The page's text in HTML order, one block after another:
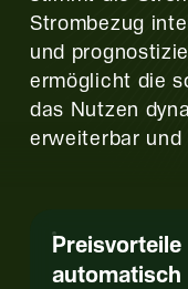
Strombezug
und
ermöglicht die
das Nutzen
erweiterbar und
automatisch